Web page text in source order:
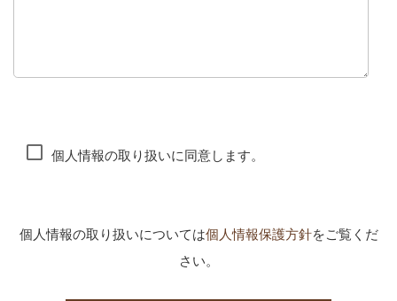
個人情報の取り扱いに同意します。
個人情報の取り扱いについては個人情報保護方針をご覧くだ
さい。